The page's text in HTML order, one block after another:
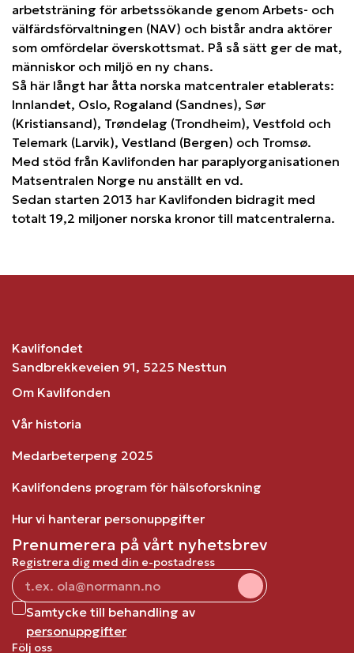
arbetsträning för arbetssökande genom Arbets- och
välfärdsförvaltningen (NAV) och bistår andra aktörer
som omfördelar överskottsmat. På så sätt ger de mat,
människor och miljö en ny chans.
Så här långt har åtta norska matcentraler etablerats:
Innlandet, Oslo, Rogaland (Sandnes), Sør
(Kristiansand), Trøndelag (Trondheim), Vestfold och
Telemark (Larvik), Vestland (Bergen) och Tromsø.
Med stöd från Kavlifonden har paraplyorganisationen
Matsentralen Norge nu anställt en vd.
Sedan starten 2013 har Kavlifonden bidragit med
totalt 19,2 miljoner norska kronor till matcentralerna.
Kavlifondet
Sandbrekkeveien 91, 5225 Nesttun
Om Kavlifonden
Vår historia
Medarbeterpeng 2025
Kavlifondens program för hälsoforskning
Hur vi hanterar personuppgifter
Prenumerera på vårt nyhetsbrev
Registrera dig med din e-postadress
Samtycke till behandling av
personuppgifter
Följ oss